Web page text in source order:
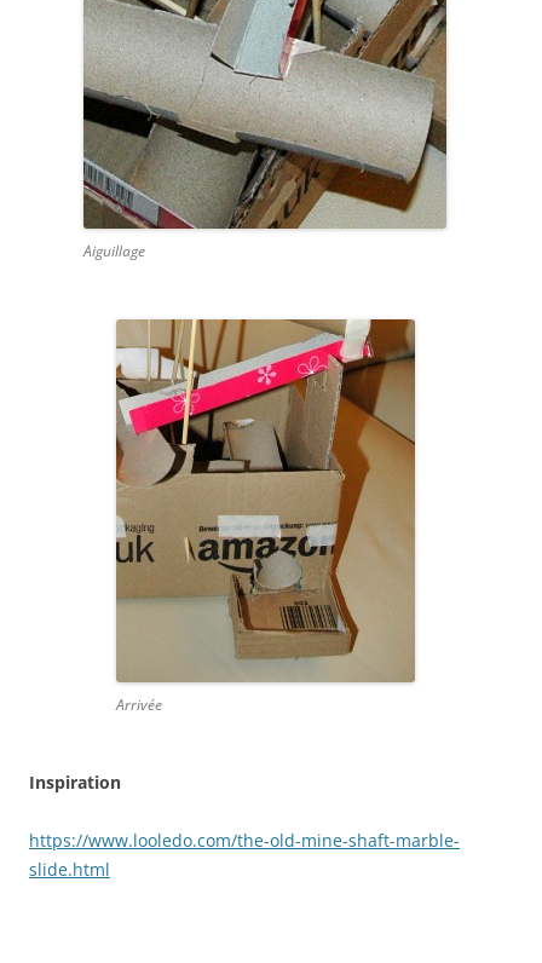
Aiguillage
Arrivée
Inspiration
https://www.looledo.com/the-old-mine-shaft-marble-
slide.html